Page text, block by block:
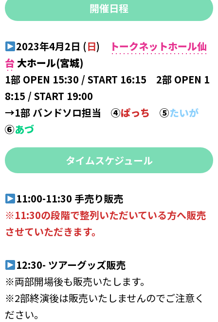
開催日程
2023年4月2日 (日)
トークネットホール仙
台 大ホール(宮城)
1部 OPEN 15:30 / START 16:15 2部 OPEN 1
8:15 / START 19:00
→1部 バンドソロ担当 ④ぱっち ⑤たいが
⑥あづ
タイムスケジュール
11:00-11:30 手売り販売
※11:30の段階で整列いただいている方へ販売
させていただきます。
12:30- ツアーグッズ販売
※両部開場後も販売いたします。
※2部終演後は販売いたしませんのでご注意く
ださい。